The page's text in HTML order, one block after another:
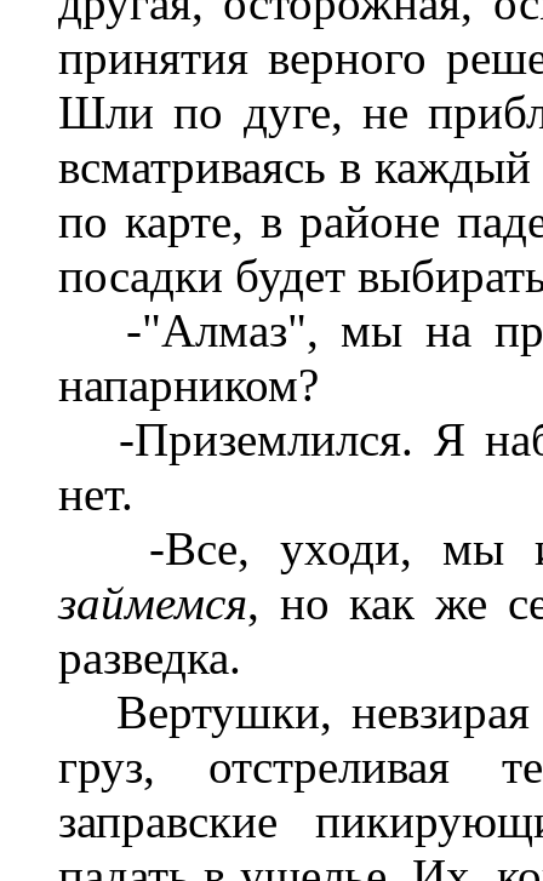
принятия верного
Шли по дуге, не
всматриваясь в
по карте, в районе
посадки будет
-"Алмаз", мы на
напарником?
-Приземлился. Я
нет.
-Все, уходи, мы им
займемся, но как же
разведка.
Вертушки, невзирая
груз, отстреливая
заправские